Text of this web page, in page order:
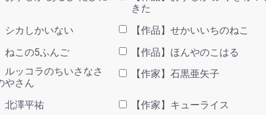
きた
シカしかいない 【作品】せかいいちのねこ
ねこの5ふんご 【作品】ほんやのこはる
ルッコラのちいさなさ
やさん
【作家】石黒亜矢子
北澤平祐 【作家】キューライス